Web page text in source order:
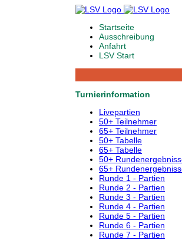
Startseite
Ausschreibung
Anfahrt
LSV Start
Turnierinformation
Livepartien
50+ Teilnehmer
65+ Teilnehmer
50+ Tabelle
65+ Tabelle
50+
65+
Runde 1 - Partien
Runde 2 - Partien
Runde 3 - Partien
Runde 4 - Partien
Runde 5 - Partien
Runde 6 - Partien
Runde 7 - Partien